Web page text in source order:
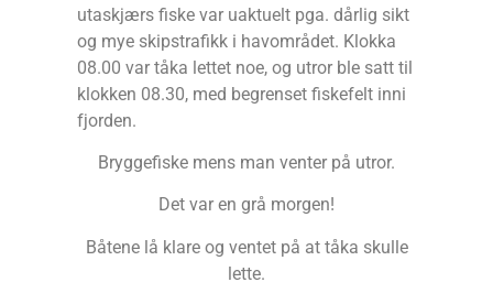
utaskjærs fiske var uaktuelt pga. dårlig sikt
og mye skipstrafikk i havområdet. Klokka
08.00 var tåka lettet noe, og utror ble satt til
klokken 08.30, med begrenset fiskefelt inni
fjorden.
Bryggefiske mens man venter på utror.
Det var en grå morgen!
Båtene lå klare og ventet på at tåka skulle
lette.